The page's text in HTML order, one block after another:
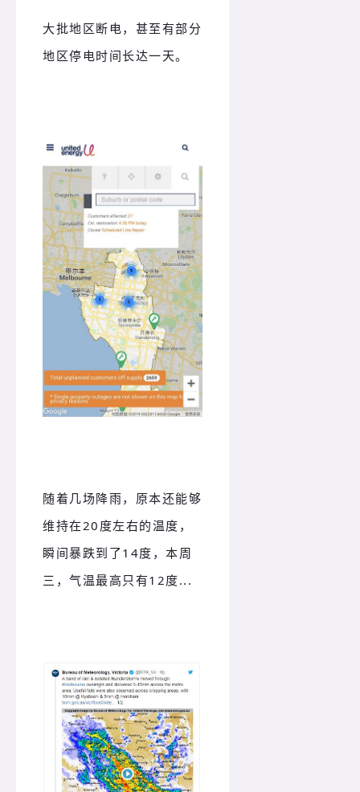
大批地区断电，甚至有部分
地区停电时间长达一天。
随着几场降雨，原本还能够
维持在20度左右的温度，
瞬间暴跌到了14度，本周
三，气温最高只有12度...